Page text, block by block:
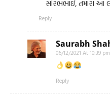
સૌરભભાઇ, તમારા આ
Reply
Saurabh
06/12/2021 At 10:39 pm
Reply